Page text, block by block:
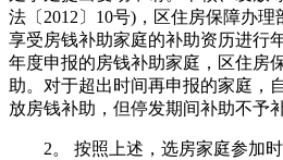
法〔2012〕10号)，区住房保障办
享受房钱补助家庭的补助资历进行
年度申报的房钱补助家庭，区住房
助。对于超出时间再申报的家庭，
放房钱补助，但停发期间补助不予补
2。 按照上述，选房家庭参加时